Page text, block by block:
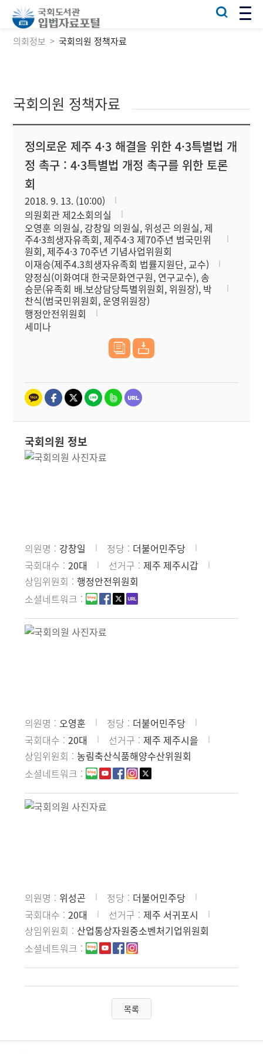
의회정보 국회의원 정책자료
국회의원 정책자료
정의로운 제주 4·3 해결을 위한 4·3특별법 개
정 촉구 : 4·3특별법 개정 촉구를 위한 토론
회
2018. 9. 13. (10:00)
의원회관 제2소회의실
오영훈 의원실, 강창일 의원실, 위성곤 의원실, 제
주4·3희생자유족회, 제주4·3 제70주년 범국민위
원회, 제주4·3 70주년 기념사업위원회
이재승(제주4.3희생자유족회 법률지원단, 교수)
양정심(이화여대 한국문화연구원, 연구교수), 송
승문(유족회 배.보상담당특별위원회, 위원장), 박
찬식(범국민위원회, 운영위원장)
행정안전위원회
세미나
국회의원 정보
의원명 강창일 정당
더불어민주당
국회대수
20대 선거구
제주 제주시갑
상임위원회
행정안전위원회
소셜네트워크
의원명 오영훈 정당
더불어민주당
국회대수
20대 선거구
제주 제주시을
상임위원회
농림축산식품해양수산위원회
소셜네트워크
의원명 위성곤 정당
더불어민주당
국회대수
20대 선거구
제주 서귀포시
상임위원회
산업통상자원중소벤처기업위원회
소셜네트워크
목록